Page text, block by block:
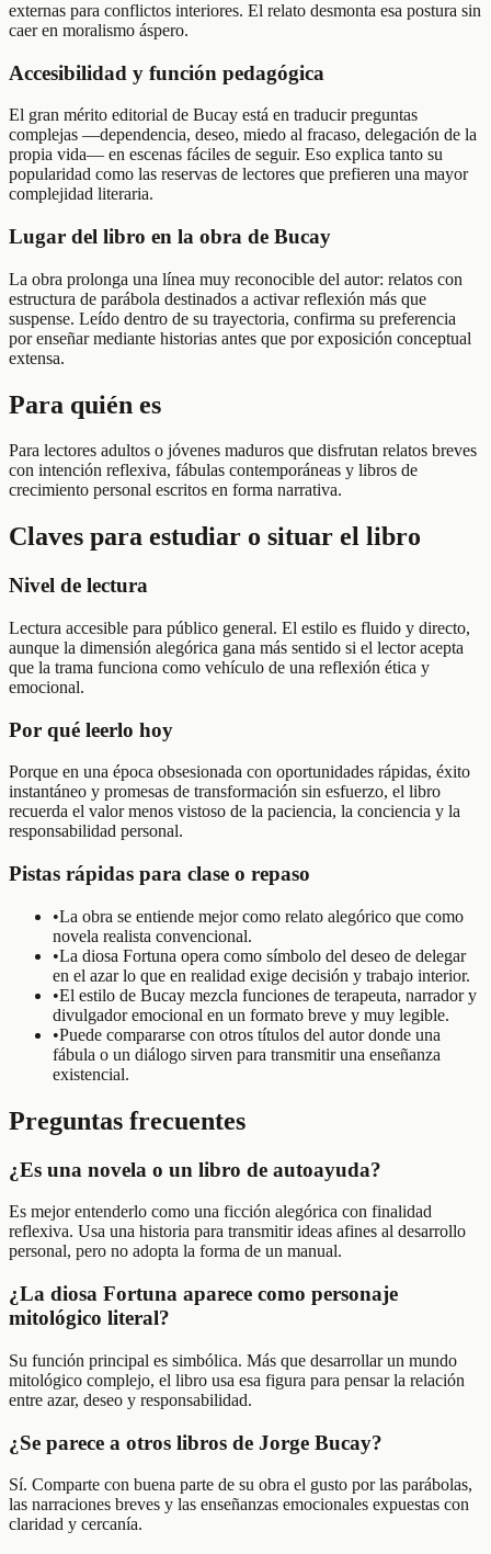
externas para conflictos interiores. El relato desmonta esa postura sin
caer en moralismo áspero.
Accesibilidad y función pedagógica
El gran mérito editorial de Bucay está en traducir preguntas
complejas —dependencia, deseo, miedo al fracaso, delegación de la
propia vida— en escenas fáciles de seguir. Eso explica tanto su
popularidad como las reservas de lectores que prefieren una mayor
complejidad literaria.
Lugar del libro en la obra de Bucay
La obra prolonga una línea muy reconocible del autor: relatos con
estructura de parábola destinados a activar reflexión más que
suspense. Leído dentro de su trayectoria, confirma su preferencia
por enseñar mediante historias antes que por exposición conceptual
extensa.
Para quién es
Para lectores adultos o jóvenes maduros que disfrutan relatos breves
con intención reflexiva, fábulas contemporáneas y libros de
crecimiento personal escritos en forma narrativa.
Claves para estudiar o situar el libro
Nivel de lectura
Lectura accesible para público general. El estilo es fluido y directo,
aunque la dimensión alegórica gana más sentido si el lector acepta
que la trama funciona como vehículo de una reflexión ética y
emocional.
Por qué leerlo hoy
Porque en una época obsesionada con oportunidades rápidas, éxito
instantáneo y promesas de transformación sin esfuerzo, el libro
recuerda el valor menos vistoso de la paciencia, la conciencia y la
responsabilidad personal.
Pistas rápidas para clase o repaso
•La obra se entiende mejor como relato alegórico que como
novela realista convencional.
•La diosa Fortuna opera como símbolo del deseo de delegar
en el azar lo que en realidad exige decisión y trabajo interior.
•El estilo de Bucay mezcla funciones de terapeuta, narrador y
divulgador emocional en un formato breve y muy legible.
•Puede compararse con otros títulos del autor donde una
fábula o un diálogo sirven para transmitir una enseñanza
existencial.
Preguntas frecuentes
¿Es una novela o un libro de autoayuda?
Es mejor entenderlo como una ficción alegórica con finalidad
reflexiva. Usa una historia para transmitir ideas afines al desarrollo
personal, pero no adopta la forma de un manual.
¿La diosa Fortuna aparece como personaje
mitológico literal?
Su función principal es simbólica. Más que desarrollar un mundo
mitológico complejo, el libro usa esa figura para pensar la relación
entre azar, deseo y responsabilidad.
¿Se parece a otros libros de Jorge Bucay?
Sí. Comparte con buena parte de su obra el gusto por las parábolas,
las narraciones breves y las enseñanzas emocionales expuestas con
claridad y cercanía.